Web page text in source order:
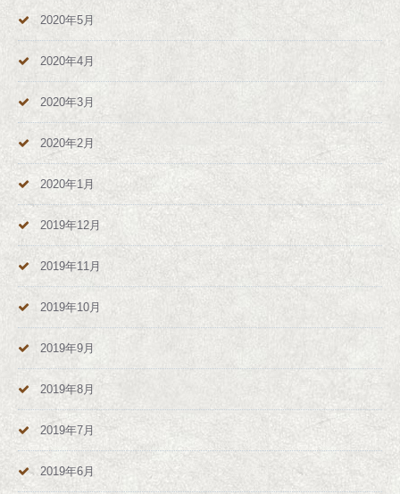
2020年5月
2020年4月
2020年3月
2020年2月
2020年1月
2019年12月
2019年11月
2019年10月
2019年9月
2019年8月
2019年7月
2019年6月